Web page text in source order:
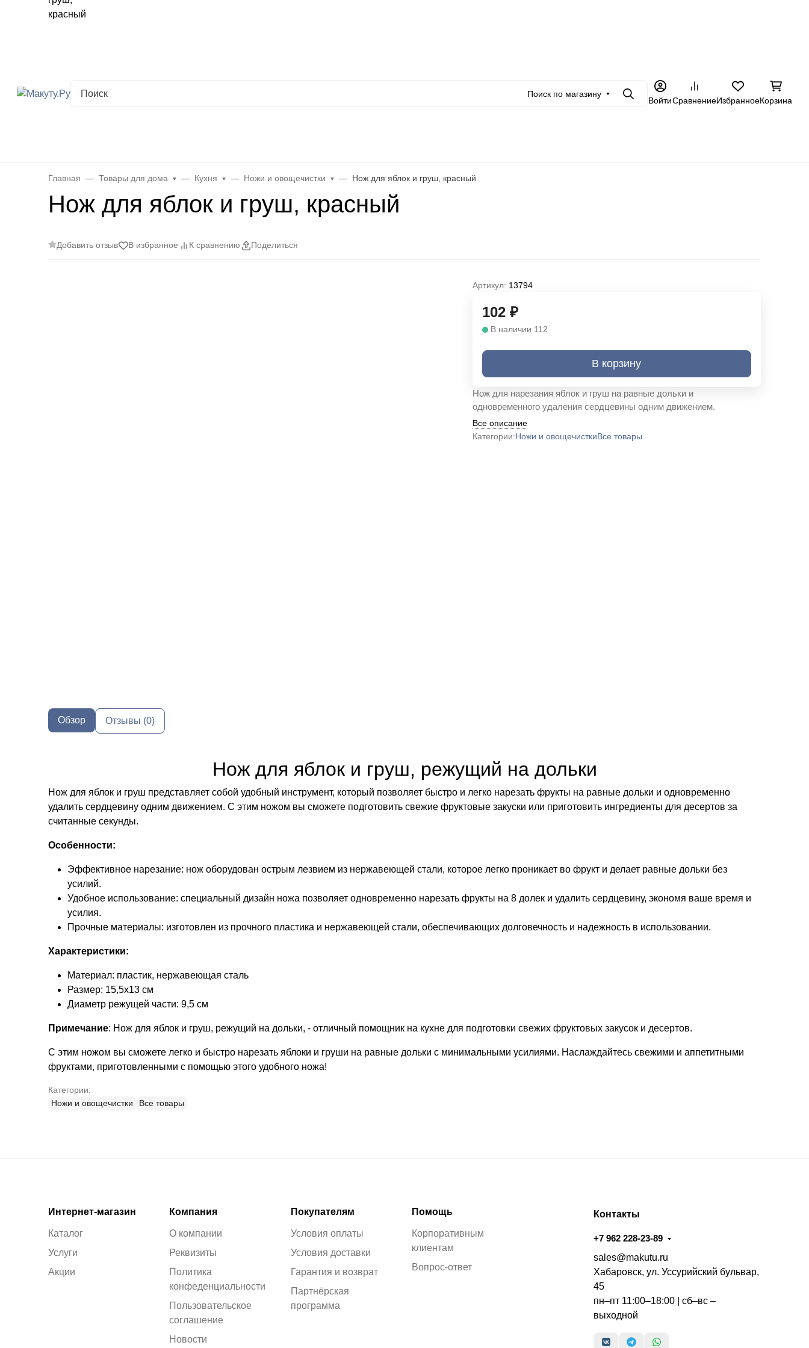
Поиск по магазину
ПоискВойтиСравнениеИзбранноеКорзина
Главная Товары для дома Кухня Ножи и овощечистки Нож для яблок и груш, красный
Нож для яблок и груш, красный
Добавить отзыв В избранное К сравнению Поделиться
Артикул: 13794
102 ₽
В наличии 112
В корзину
Нож для нарезания яблок и груш на равные дольки и
одновременного удаления сердцевины одним движением.
Все описание
Категории:Ножи и овощечисткиВсе товары
Обзор Отзывы (0)
Нож для яблок и груш, режущий на дольки
Нож для яблок и груш представляет собой удобный инструмент, который позволяет быстро и легко нарезать фрукты на равные дольки и одновременно
удалить сердцевину одним движением. С этим ножом вы сможете подготовить свежие фруктовые закуски или приготовить ингредиенты для десертов за
считанные секунды.
Особенности:
Эффективное нарезание: нож оборудован острым лезвием из нержавеющей стали, которое легко проникает во фрукт и делает равные дольки без
усилий.
Удобное использование: специальный дизайн ножа позволяет одновременно нарезать фрукты на 8 долек и удалить сердцевину, экономя ваше время и
усилия.
Прочные материалы: изготовлен из прочного пластика и нержавеющей стали, обеспечивающих долговечность и надежность в использовании.
Характеристики:
Материал: пластик, нержавеющая сталь
Размер: 15,5х13 см
Диаметр режущей части: 9,5 см
Примечание: Нож для яблок и груш, режущий на дольки, - отличный помощник на кухне для подготовки свежих фруктовых закусок и десертов.
С этим ножом вы сможете легко и быстро нарезать яблоки и груши на равные дольки с минимальными усилиями. Наслаждайтесь свежими и аппетитными
фруктами, приготовленными с помощью этого удобного ножа!
Категории:
Ножи и овощечистки
Все товары
Интернет-магазин
Каталог
Услуги
Акции
Компания
О компании
Реквизиты
Политика
конфеденциальности
Пользовательское
соглашение
Новости
Покупателям
Условия оплаты
Условия доставки
Гарантия и возврат
Партнёрская
программа
Помощь
Корпоративным
клиентам
Вопрос-ответ
Контакты
+7 962 228-23-89
sales@makutu.ru
Хабаровск, ул. Уссурийский бульвар,
45
пн–пт 11:00–18:00 | сб–вс –
выходной